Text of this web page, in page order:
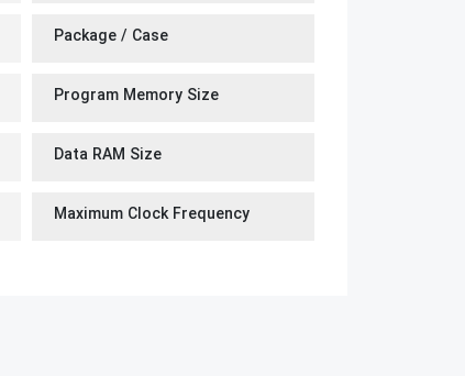
Package / Case
Program Memory Size
Data RAM Size
Maximum Clock Frequency